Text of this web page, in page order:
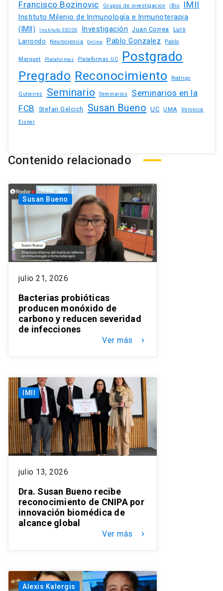
Francisco Bozinovic Grupos de investigacion iBio IMII
Instituto Milenio de Inmunología e Inmunoterapia
(IMII)
Instituto SECOS Investigación Juan Correa
Luis
Larrondo
Neurociencia Online Pablo Gonzalez Pablo
Marquet Plataformas Plataformas UC Postgrado
Pregrado Reconocimiento Rodrigo
Gutierrez Seminario Seminarios
Seminarios en la
FCB
Stefan Gelcich Susan Bueno UC UMA
Veronica
Eisner
Contenido relacionado
Susan Bueno
julio 21, 2026
Bacterias probióticas
producen monóxido de
carbono y reducen severidad
de infecciones
Ver más keyboard_arrow_right
IMII
julio 13, 2026
Dra. Susan Bueno recibe
reconocimiento de CNIPA por
innovación biomédica de
alcance global
Ver más keyboard_arrow_right
Alexis Kalergis